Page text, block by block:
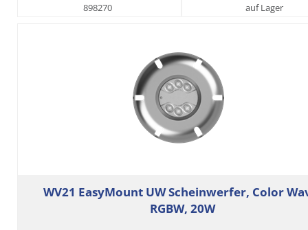
898270
auf Lager
WV21 EasyMount UW Scheinwerfer, Color
RGBW, 20W